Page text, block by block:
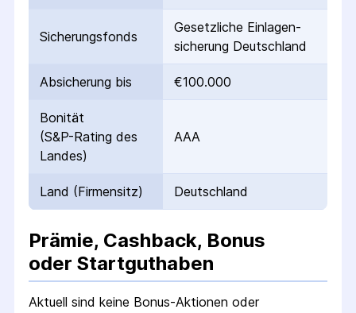
Sicherungs­fonds
Gesetzliche Einlagen­
sicherung Deutschland
Absicherung bis €100.000
Bonität
(S&P-Rating des
Landes)
AAA
Land (Firmensitz) Deutschland
Prämie, Cashback, Bonus
oder Startguthaben
Aktuell sind keine Bonus-Aktionen oder